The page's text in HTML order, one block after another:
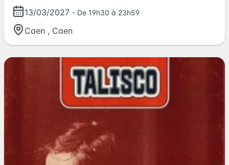
13/03/2027 - De 19h30 à 23h59
Caen , Caen